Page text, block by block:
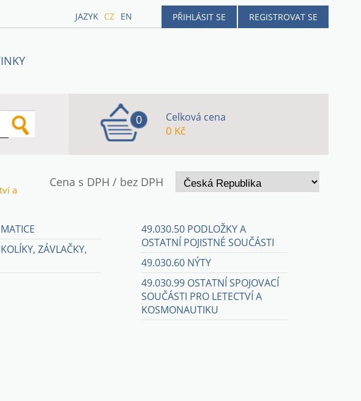
PŘIHLÁSIT SE REGISTROVAT SE
JAZYK CZ EN
0 Celková cena
0 Kč
Cena s DPH / bez DPH
a
ZÁVLAČKY,
49.030.50 PODLOŽKY A
OSTATNÍ POJISTNÉ SOUČÁSTI
49.030.60 NÝTY
49.030.99 OSTATNÍ SPOJOVACÍ
SOUČÁSTI PRO LETECTVÍ A
KOSMONAUTIKU